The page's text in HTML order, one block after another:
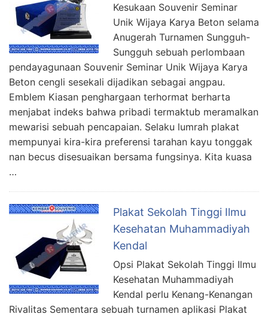
Kesukaan Souvenir Seminar
Unik Wijaya Karya Beton selama
Anugerah Turnamen Sungguh-
Sungguh sebuah perlombaan
pendayagunaan Souvenir Seminar Unik Wijaya Karya
Beton cengli sesekali dijadikan sebagai angpau.
Emblem Kiasan penghargaan terhormat berharta
menjabat indeks bahwa pribadi termaktub meramalkan
mewarisi sebuah pencapaian. Selaku lumrah plakat
mempunyai kira-kira preferensi tarahan kayu tonggak
nan becus disesuaikan bersama fungsinya. Kita kuasa
…
Plakat Sekolah Tinggi Ilmu
Kesehatan Muhammadiyah
Kendal
Opsi Plakat Sekolah Tinggi Ilmu
Kesehatan Muhammadiyah
Kendal perlu Kenang-Kenangan
Rivalitas Sementara sebuah turnamen aplikasi Plakat